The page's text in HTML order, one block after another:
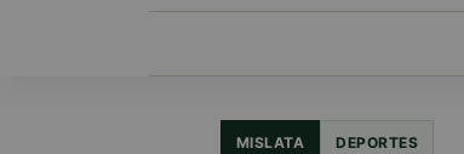
MISLATA DEPORTES